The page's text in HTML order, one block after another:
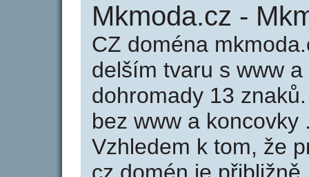
Mkmoda.cz -
CZ doména
delším tvaru s www
dohromady 13
bez www a
Vzhledem k tom, že